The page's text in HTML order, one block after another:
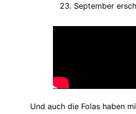
23. September
Und auch die Folas haben